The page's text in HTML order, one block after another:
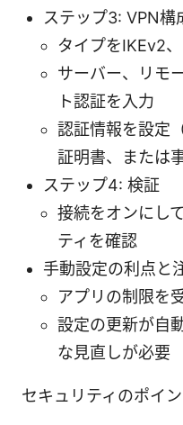
ステップ3: VPN構
タイプをIKEv2
サーバー、リモ
ト認証を入力
認証情報を設定
証明書、または
ステップ4: 検証
接続をオンにし
ティを確認
手動設定の利点と
アプリの制限を
設定の更新が自
な見直しが必要
セキュリティのポイ